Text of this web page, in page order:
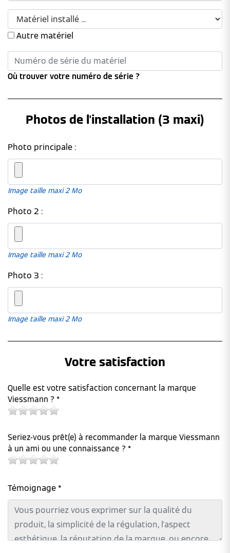
Autre matériel
Où trouver votre numéro de série ?
Photos de l'installation (3 maxi)
Photo principale :
Image taille maxi 2 Mo
Photo 2 :
Image taille maxi 2 Mo
Photo 3 :
Image taille maxi 2 Mo
Votre satisfaction
Quelle est votre satisfaction concernant la marque
Viessmann ? *
Seriez-vous prêt(e) à recommander la marque Viessmann
à un ami ou une connaissance ? *
Témoignage *